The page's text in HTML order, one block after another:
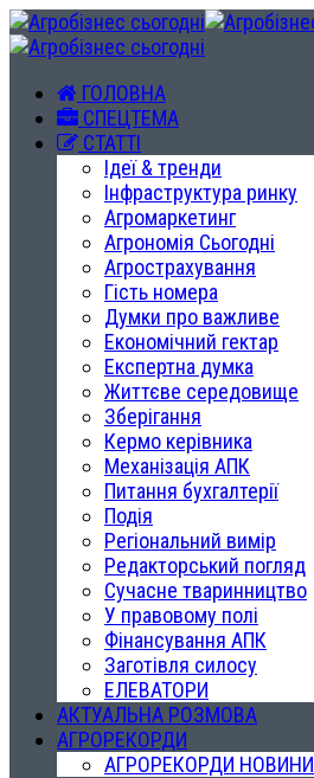
ГОЛОВНА
СПЕЦТЕМА
СТАТТІ
Ідеї & тренди
Інфраструктура ринку
Агромаркетинг
Агрономія Сьогодні
Агрострахування
Гість номера
Думки про важливе
Економічний гектар
Експертна думка
Життєве середовище
Зберігання
Кермо керівника
Механізація АПК
Питання бухгалтерії
Подія
Регіональний вимір
Редакторський погляд
Сучасне тваринництво
У правовому полі
Фінансування АПК
Заготівля силосу
ЕЛЕВАТОРИ
АКТУАЛЬНА РОЗМОВА
АГРОРЕКОРДИ
АГРОРЕКОРДИ НОВИНИ